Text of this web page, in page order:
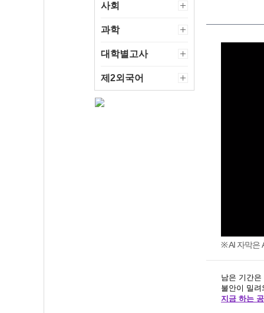
사회
과학
대학별고사
제2외국어
※ AI 자막은
남은 기간
불안이 밀
지금 하는